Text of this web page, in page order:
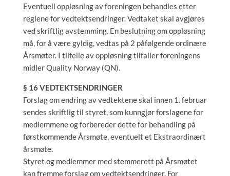
Eventuell oppløsning av foreningen behandles etter
reglene for vedtektsendringer. Vedtaket skal avgjøres
ved skriftlig avstemming. En beslutning om oppløsning
må, for å være gyldig, vedtas på 2 påfølgende ordinære
Årsmøter. I tilfelle av oppløsning tilfaller foreningens
midler Quality Norway (QN).
§ 16 VEDTEKTSENDRINGER
Forslag om endring av vedtektene skal innen 1. februar
sendes skriftlig til styret, som kunngjør forslagene for
medlemmene og forbereder dette for behandling på
førstkommende Årsmøte, eventuelt et Ekstraordinært
årsmøte.
Styret og medlemmer med stemmerett på Årsmøtet
kan fremme forslag om vedtektsendringer. For